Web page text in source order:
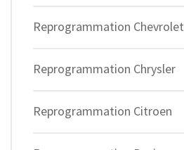
Reprogrammation Chevrolet
Reprogrammation Chrysler
Reprogrammation Citroen